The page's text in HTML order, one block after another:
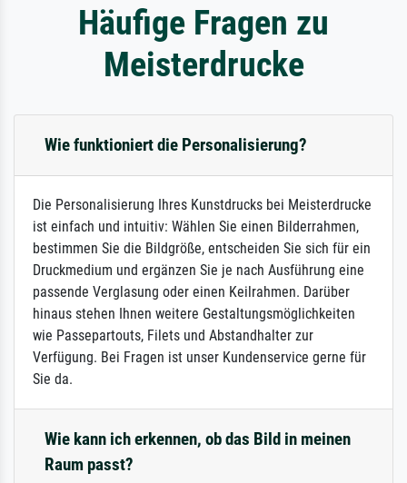
Häufige Fragen zu
Meisterdrucke
Wie funktioniert die Personalisierung?
Die Personalisierung Ihres Kunstdrucks bei Meisterdrucke
ist einfach und intuitiv: Wählen Sie einen Bilderrahmen,
bestimmen Sie die Bildgröße, entscheiden Sie sich für ein
Druckmedium und ergänzen Sie je nach Ausführung eine
passende Verglasung oder einen Keilrahmen. Darüber
hinaus stehen Ihnen weitere Gestaltungsmöglichkeiten
wie Passepartouts, Filets und Abstandhalter zur
Verfügung. Bei Fragen ist unser Kundenservice gerne für
Sie da.
Wie kann ich erkennen, ob das Bild in meinen
Raum passt?